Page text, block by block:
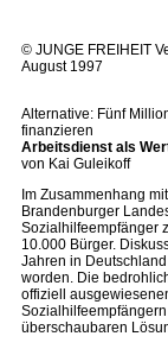
© JUNGE FREIHEIT
August 1997
Alternative: Fünf
finanzieren
Arbeitsdienst als
von Kai Guleikoff
Im Zusammenhang
Brandenburger
Sozialhilfeempfänger
10.000 Bürger.
Jahren in
worden. Die
offiziell
überschaubaren